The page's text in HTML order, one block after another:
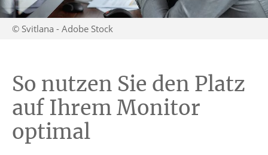
© Svitlana - Adobe Stock
So nutzen Sie den Platz
auf Ihrem Monitor
optimal